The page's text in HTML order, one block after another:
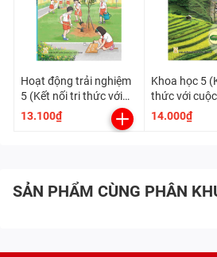
Hoạt động trải nghiệm
5 (Kết nối tri thức với
cuộc sống)
13.100₫
Khoa học 5
thức với
14.000₫
SẢN PHẨM CÙNG PHÂN